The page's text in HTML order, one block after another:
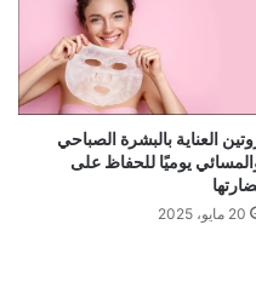
العناية بالبشرة الصباحي
يوميًا للحفاظ على
20 مايو، 2025